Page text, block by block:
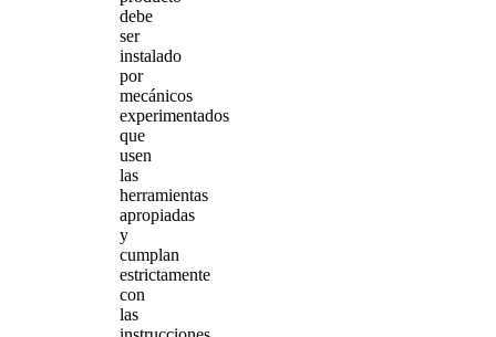
debe
ser
instalado
por
mecánicos
experimentados
que
usen
las
herramientas
apropiadas
y
cumplan
estrictamente
con
las